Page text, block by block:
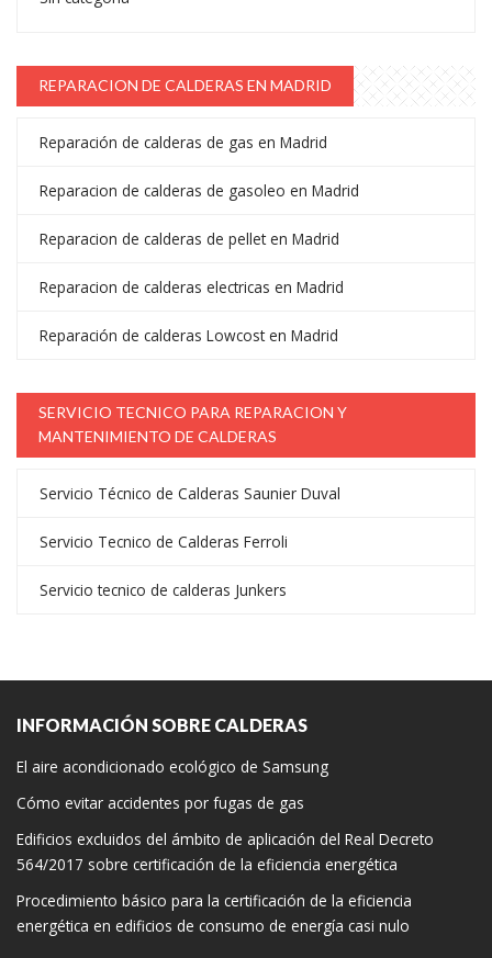
REPARACION DE CALDERAS EN MADRID
Reparación de calderas de gas en Madrid
Reparacion de calderas de gasoleo en Madrid
Reparacion de calderas de pellet en Madrid
Reparacion de calderas electricas en Madrid
Reparación de calderas Lowcost en Madrid
SERVICIO TECNICO PARA REPARACION Y
MANTENIMIENTO DE CALDERAS
Servicio Técnico de Calderas Saunier Duval
Servicio Tecnico de Calderas Ferroli
Servicio tecnico de calderas Junkers
INFORMACIÓN SOBRE CALDERAS
El aire acondicionado ecológico de Samsung
Cómo evitar accidentes por fugas de gas
Edificios excluidos del ámbito de aplicación del Real Decreto
564/2017 sobre certificación de la eficiencia energética
Procedimiento básico para la certificación de la eficiencia
energética en edificios de consumo de energía casi nulo